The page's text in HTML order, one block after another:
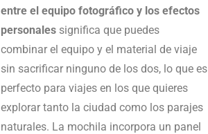
entre el equipo fotográfico y los efectos
personales significa que puedes
combinar el equipo y el material de viaje
sin sacrificar ninguno de los dos, lo que es
perfecto para viajes en los que quieres
explorar tanto la ciudad como los parajes
naturales. La mochila incorpora un panel